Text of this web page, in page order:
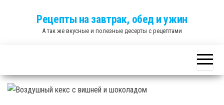
Рецепты на завтрак, обед и ужин
А так же вкусные и полезные десерты с рецептами